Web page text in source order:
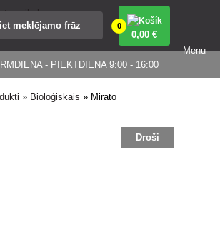
- PIEKTDIENA 9:00 - 16:00
0
0,00 €
Menu
» Bioloģiskais » Mirato
Droši